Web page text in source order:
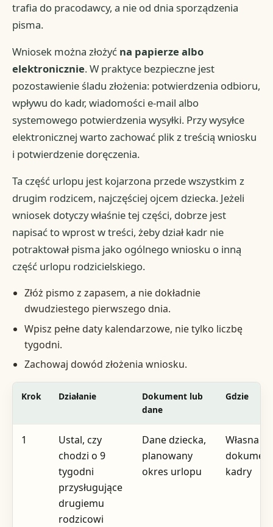
trafia do pracodawcy, a nie od dnia sporządzenia
pisma.
Wniosek można złożyć na papierze albo
elektronicznie. W praktyce bezpieczne jest
pozostawienie śladu złożenia: potwierdzenia odbioru,
wpływu do kadr, wiadomości e-mail albo
systemowego potwierdzenia wysyłki. Przy wysyłce
elektronicznej warto zachować plik z treścią wniosku
i potwierdzenie doręczenia.
Ta część urlopu jest kojarzona przede wszystkim z
drugim rodzicem, najczęściej ojcem dziecka. Jeżeli
wniosek dotyczy właśnie tej części, dobrze jest
napisać to wprost w treści, żeby dział kadr nie
potraktował pisma jako ogólnego wniosku o inną
część urlopu rodzicielskiego.
Złóż pismo z zapasem, a nie dokładnie
dwudziestego pierwszego dnia.
Wpisz pełne daty kalendarzowe, nie tylko liczbę
tygodni.
Zachowaj dowód złożenia wniosku.
Krok Działanie
Dokument lub
dane
Gdzie
1
Ustal, czy
chodzi o 9
tygodni
przysługujące
drugiemu
rodzicowi
Dane dziecka,
planowany
okres urlopu
Własna
kadry